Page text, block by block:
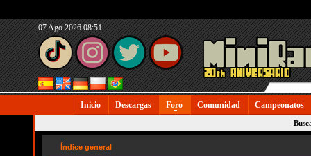
07 Ago 2026 08:51
Inicio Descargas Foro Comunidad Campeonatos
Índice general